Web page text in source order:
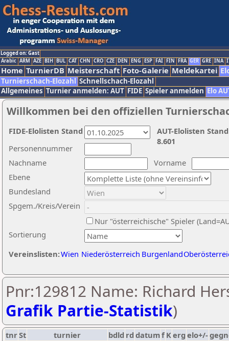
Logged on: Gast
Arabic ARM AZE BIH BUL CAT CHN CRO CZE DEN ENG ESP FAI FIN FRA GER GRE INA
Home TurnierDB Meisterschaft Foto-Galerie Meldekartei
Turnierschach-Elozahl Schnellschach-Elozahl
Allgemeines Turnier anmelden: AUT FIDE Spieler anmelden Elo
Willkommen bei den offiziellen
Nachname
Vorname
Ebene
Sortierung
Personennummer
Bundesland
Spgem./Kreis/Verein
Nur "österreichische" Spieler
Vereinslisten:Wien Niederösterreich Burgenland
AUT-Elolisten
8.601
FIDE-Elolisten Stand
Pnr:129812 Name: Richard
Grafik Partie-Statistik)
tnrSt turnier bdld rd datumf Kerg elo+/-